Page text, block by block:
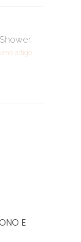
artigo
E